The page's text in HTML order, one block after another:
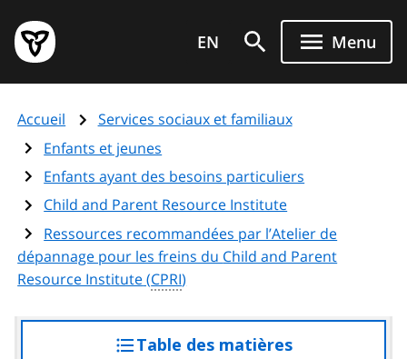
au
contenu
principal
Page
d'accueil
de
l'Ontario
EN Menu
Accueil
Services sociaux et familiaux
Enfants et jeunes
Enfants ayant des besoins particuliers
Child and Parent Resource Institute
Ressources recommandées par l’Atelier de
dépannage pour les freins du Child and Parent
Resource Institute(CPRI)
Table des matières